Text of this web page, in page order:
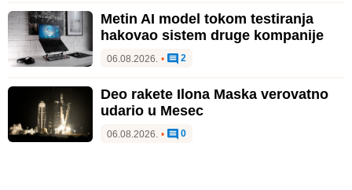
Metin AI model tokom testiranja
hakovao sistem druge kompanije
06.08.2026. • 2
Deo rakete Ilona Maska verovatno
udario u Mesec
06.08.2026. • 0